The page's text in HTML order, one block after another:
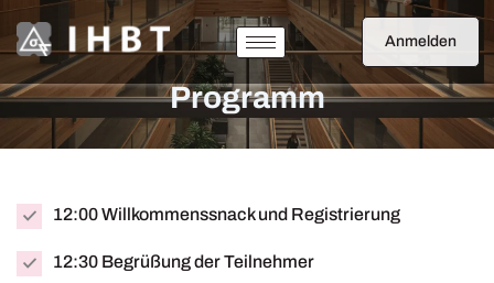
Skip
content
Anmelden
Programm
Programm
12:00 Willkommenssnack und Registrierung
12:30 Begrüßung der Teilnehmer